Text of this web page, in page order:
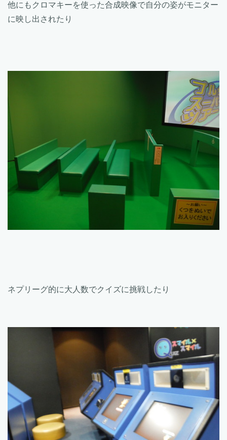
他にもクロマキーを使った合成映像で自分の姿がモニター
に映し出されたり
ネプリーグ的に大人数でクイズに挑戦したり